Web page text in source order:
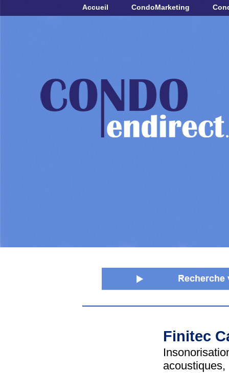
Accueil CondoMarketing
Finitec